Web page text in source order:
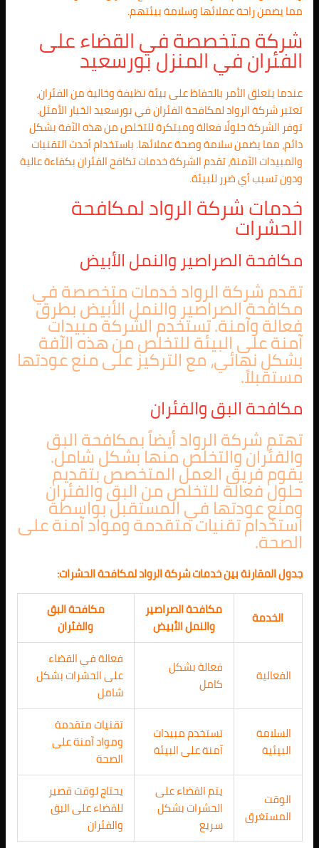
مما يضمن راحة عملائها وسلامة بيئتهم.
شركة متخصصة في القضاء على
الفئران في المنزل بورسعيد
عندما يتعلق الأمر بالحفاظ على بيئة نظيفة وخالية من الفئران،
تعتبر شركة الرواد لمكافحة الفئران في بورسعيد الخيار الأمثل.
توفر الشركة حلولًا فعالة ومبتكرة للتخلص من هذه الآفة بشكل
دائم، مما يضمن سلامة وصحة عملائها. باستخدام أحدث التقنيات
والمبيدات الآمنة، تقدم الشركة خدمات تكافح الفئران بكفاءة عالية
ودون تسبب أي ضرر للبيئة.
خدمات شركة الرواد لمكافحة
الحشرات
مكافحة الصراصير والنمل الأبيض
تقدم شركة الرواد خدمات متخصصة في
مكافحة الصراصير والنمل الأبيض بطرق
فعالة وآمنة. تستخدم الشركة مبيدات
آمنة على البيئة للتخلص من هذه الآفة
بشكل نهائي، مع التركيز على منع عودتها
مستقبلاً.
مكافحة البق والفئران
تهتم شركة الرواد أيضاً بمكافحة البق
والفئران والتخلص منها بشكل شامل.
يقوم فريق العمل المتخصص بتقديم
حلول فعالة للتخلص من البق والفئران
ومنع عودتها في المستقبل بواسطة
استخدام تقنيات متقدمة ومواد آمنة على
الصحة.
جدول المقارنة بين خدمات شركة الرواد لمكافحة الحشرات:
الخدمة
مكافحة الصراصير
والنمل الأبيض
مكافحة البق
والفئران
الفعالية
فعالة بشكل
كامل
فعالة في القضاء
على الحشرات بشكل
شامل
السلامة
البيئية
تستخدم مبيدات
آمنة على البيئة
تقنيات متقدمة
ومواد آمنة على
الصحة
الوقت
المستغرق
يتم القضاء على
الحشرات بشكل
سريع
يحتاج لوقت قصير
للقضاء على البق
والفئران